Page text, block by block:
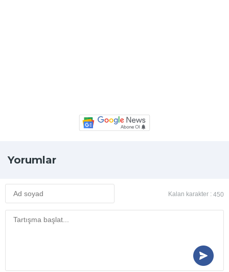
Yorumlar
Kalan karakter : 450